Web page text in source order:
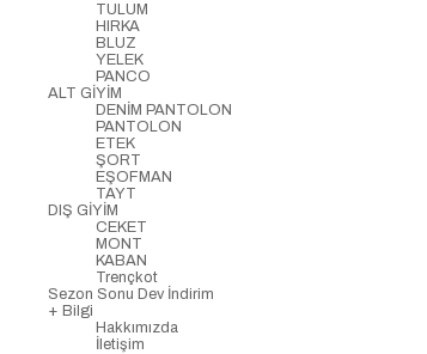
TULUM
HIRKA
BLUZ
YELEK
PANCO
ALT GİYİM
DENİM PANTOLON
PANTOLON
ETEK
ŞORT
EŞOFMAN
TAYT
DIŞ GİYİM
CEKET
MONT
KABAN
Trençkot
Sezon Sonu Dev İndirim
+ Bilgi
Hakkımızda
İletişim